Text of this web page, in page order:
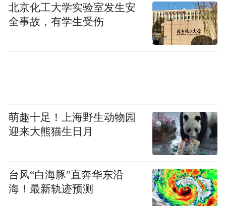
北京化工大学实验室发生安
全事故，有学生受伤
萌趣十足！上海野生动物园
迎来大熊猫生日月
台风“白海豚”直奔华东沿
海！最新轨迹预测